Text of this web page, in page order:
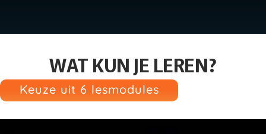
WAT KUN JE LEREN?
Keuze uit 6 lesmodules